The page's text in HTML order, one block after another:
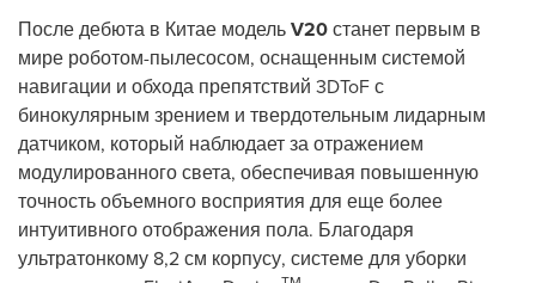
После дебюта в Китае модельV20станет первым в
мире роботом-пылесосом, оснащенным системой
навигации и обхода препятствий 3DToF с
бинокулярным зрением и твердотельным лидарным
датчиком, который наблюдает за отражением
модулированного света, обеспечивая повышенную
точность объемного восприятия для еще более
интуитивного отображения пола. Благодаря
ультратонкому 8,2 см корпусу, системе для уборки